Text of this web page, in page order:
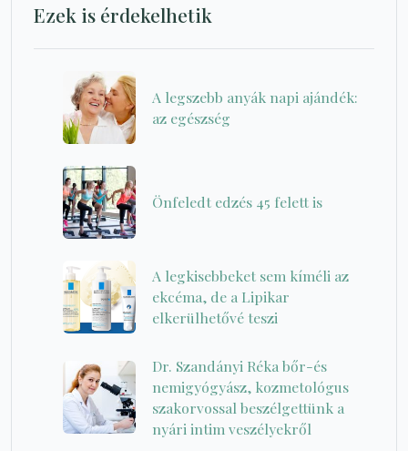
Ezek is érdekelhetik
A legszebb anyák napi ajándék:
az egészség
Önfeledt edzés 45 felett is
A legkisebbeket sem kíméli az
ekcéma, de a Lipikar
elkerülhetővé teszi
Dr. Szandányi Réka bőr-és
nemigyógyász, kozmetológus
szakorvossal beszélgettünk a
nyári intim veszélyekről